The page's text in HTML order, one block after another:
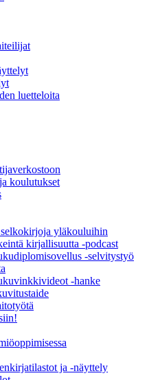
luetteloita
koulutukset
yläkouluihin
kirjallisuutta -podcast
-selvitystyö
-hanke
ja -näyttely